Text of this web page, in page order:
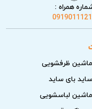
جارو برقی دانکن
دانکن، چند نکته ساده
مشکل دستگاه برطرف
این بررسی‌ها به‌خاطر
همراه :
ظرفشویی
بای ساید
لباسشویی